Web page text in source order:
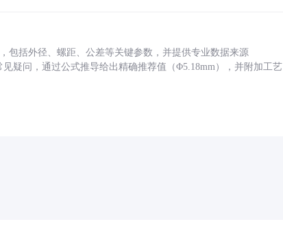
包括外径、螺距、公差等关键参数，并提供专业数据来源
见疑问，通过公式推导给出精确推荐值（Φ5.18mm），并附加工艺